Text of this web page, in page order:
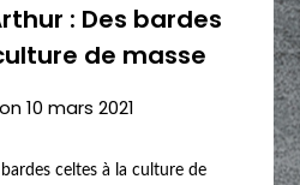
: Des bardes
de masse
10 mars 2021
celtes à la culture de